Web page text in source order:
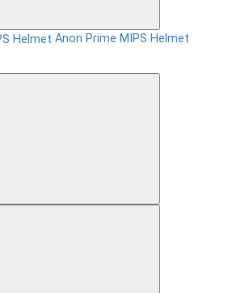
Anon Prime MIPS Helmet